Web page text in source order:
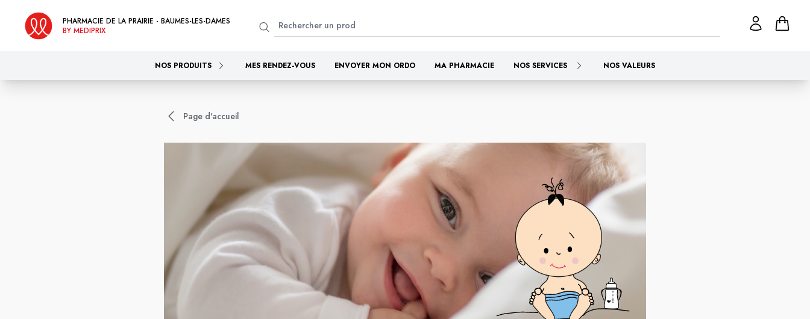
PHARMACIE DE LA PRAIRIE - BAUMES-LES-DAMES
BY MEDIPRIX
NOS PRODUITS MES RENDEZ-VOUS ENVOYER MON ORDO MA PHARMACIE NOS SERVICES NOS VALEURS
Page d'accueil